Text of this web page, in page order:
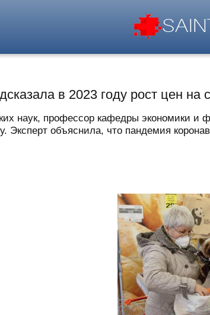
в 2023 году рост цен
наук, профессор кафедры экономики
Эксперт объяснила, что пандемия